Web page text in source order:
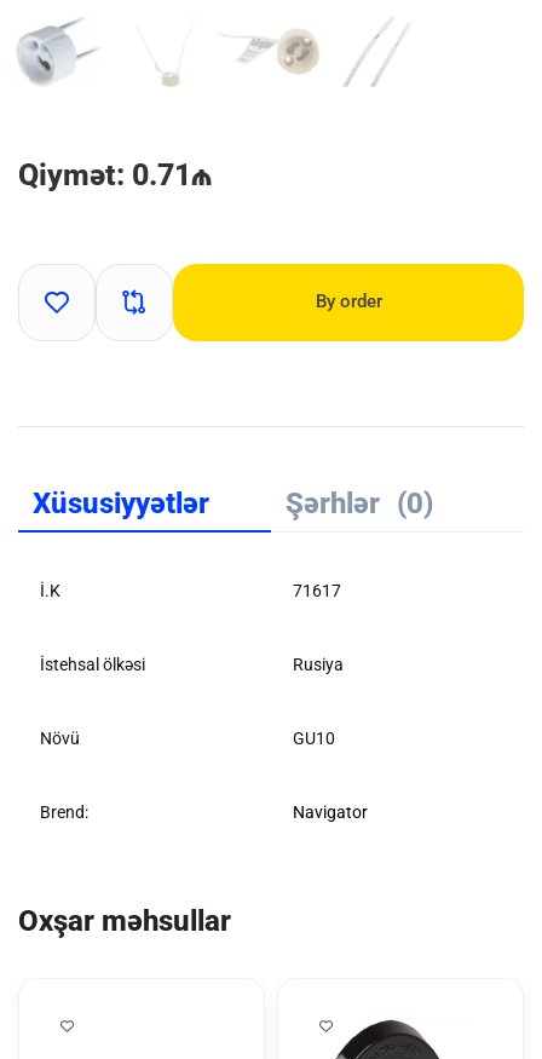
Qiymət: 0.71₼
By order
Xüsusiyyətlər Şərhlər (0)
İ.K 71617
İstehsal ölkəsi Rusiya
Növü GU10
Brend: Navigator
Oxşar məhsullar